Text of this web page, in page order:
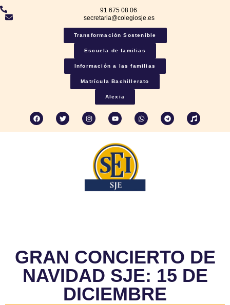
91 675 08 06
secretaria@colegiosje.es
Transformación Sostenible
Escuela de familias
Información a las familias
Matrícula Bachillerato
Alexia
GRAN CONCIERTO DE
NAVIDAD SJE: 15 DE
DICIEMBRE